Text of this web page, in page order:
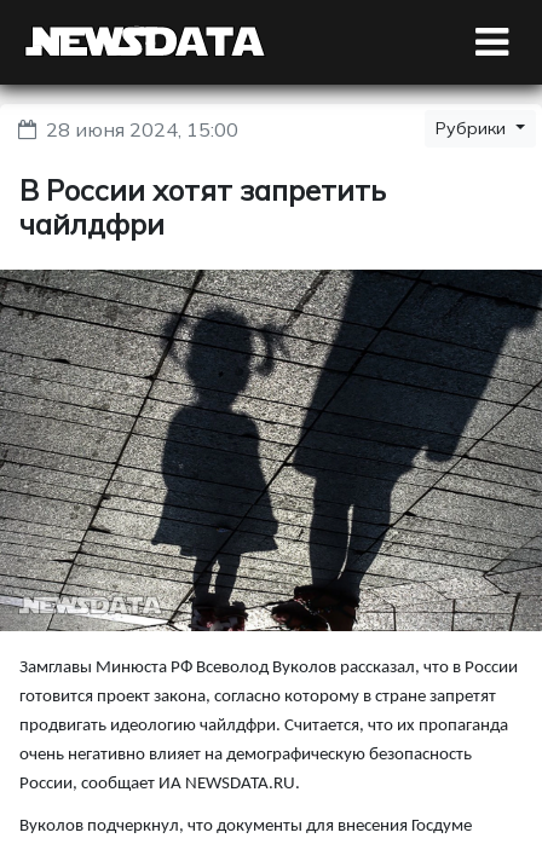
28 июня 2024, 15:00 Рубрики
В России хотят запретить
чайлдфри
Замглавы Минюста РФ Всеволод Вуколов рассказал, что в России
готовится проект закона, согласно которому в стране запретят
продвигать идеологию чайлдфри. Считается, что их пропаганда
очень негативно влияет на демографическую безопасность
России, сообщает ИА NEWSDATA.RU.
Вуколов подчеркнул, что документы для внесения Госдуме